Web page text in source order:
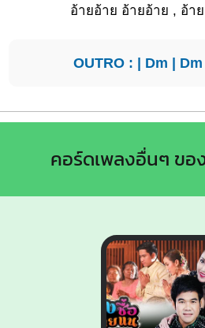
อ้ายอ้าย อ้ายอ้าย , อ้า
OUTRO : | Dm | Dm
คอร์ดเพลงอื่นๆ ขอ